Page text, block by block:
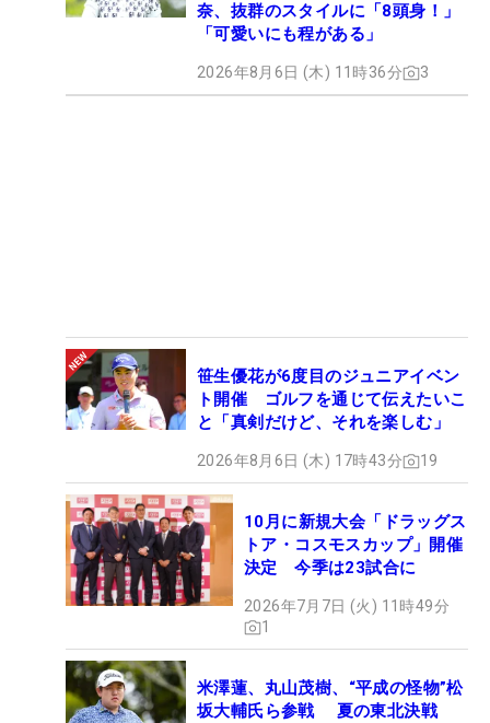
奈、抜群のスタイルに「8頭身！」
「可愛いにも程がある」
2026年8月6日 (木) 11時36分 3
笹生優花が6度目のジュニアイベン
ト開催 ゴルフを通じて伝えたいこ
と「真剣だけど、それを楽しむ」
2026年8月6日 (木) 17時43分 19
10月に新規大会「ドラッグス
トア・コスモスカップ」開催
決定 今季は23試合に
2026年7月7日 (火) 11時49分
1
米澤蓮、丸山茂樹、“平成の怪物”松
坂大輔氏ら参戦 夏の東北決戦